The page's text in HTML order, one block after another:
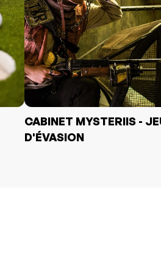
CABINET MYSTERIIS -
D'ÉVASION